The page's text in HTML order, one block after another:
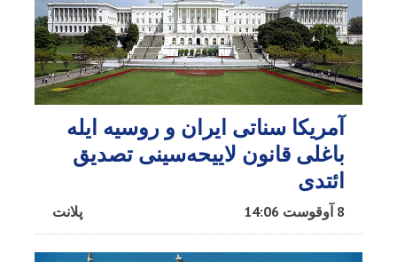
آمریکا سناتی ایران و روسیه ایله
باغلی قانون لاییحه‌سینی تصدیق
ائتدی
پلانت 8 آوقوست 14:06